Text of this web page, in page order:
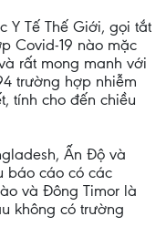
Y Tế Thế Giới, gọi tắt
Covid-19 nào mặc
rất mong manh với
trường hợp nhiễm
tính cho đến chiều
Ấn Độ và
báo cáo có các
và Đông Timor là
không có trường